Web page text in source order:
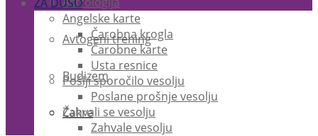
Avtogeni trening
Budizem
Čakre
Angelske karte
Čarobna krogla
Čarobne karte
Usta resnice
Pošlji sporočilo vesolju
Poslane prošnje vesolju
Zahvali se vesolju
Zahvale vesolju